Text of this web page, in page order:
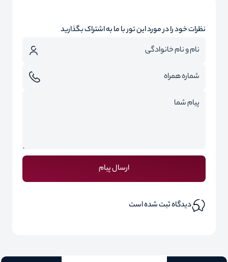
نظرات خود را در مورد این تور با ما به اشتراک بگذارید
ارسال پیام
دیدگاه ثبت شده است